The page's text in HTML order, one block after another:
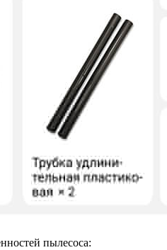
пылесоса: